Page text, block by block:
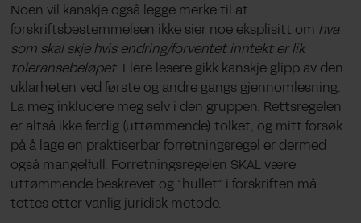
Noen vil kanskje også legge merke til at
forskriftsbestemmelsen ikke sier noe eksplisitt om hva
som skal skje hvis endring/forventet inntekt er lik
toleransebeløpet. Flere lesere gikk kanskje glipp av den
uklarheten ved første og andre gangs gjennomlesning.
La meg inkludere meg selv i den gruppen. Rettsregelen
er altså ikke ferdig (uttømmende) tolket, og mitt forsøk
på å lage en praktiserbar forretningsregel er dermed
også mangelfull. Forretningsregelen SKAL være
uttømmende beskrevet og “hullet” i forskriften må
tettes etter vanlig juridisk metode.